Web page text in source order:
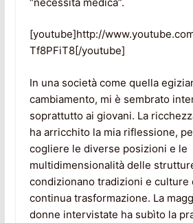
[youtube]http://
Tf8PFiT8[/youtube]
In una società come quella
cambiamento, mi è sembrato
soprattutto ai giovani. La
ha arricchito la mia riflessione,
cogliere le diverse posizioni e le
multidimensionalità delle
condizionano tradizioni e culture
continua trasformazione. La
donne intervistate ha subìto la